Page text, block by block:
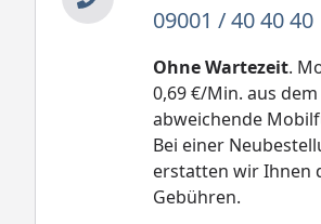
09001 / 40 40 40
Ohne Wartezeit.
0,69 €/Min. aus
abweichende
Bei einer
erstatten wir Ihnen
Gebühren.